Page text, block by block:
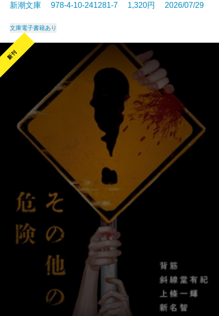
新潮文庫 978-4-10-241281-7 1,320円 2026/07/29
文庫電子書籍あり
新刊